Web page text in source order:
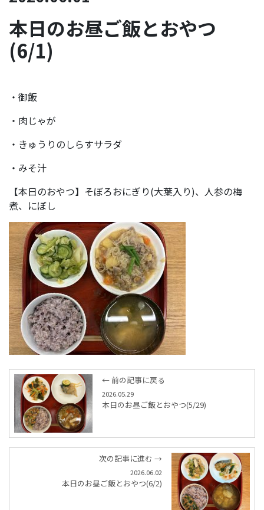
本日のお昼ご飯とおやつ
(6/1)
・御飯
・肉じゃが
・きゅうりのしらすサラダ
・みそ汁
【本日のおやつ】そぼろおにぎり(大葉入り)、人参の梅
煮、にぼし
← 前の記事に戻る
2026.05.29
本日のお昼ご飯とおやつ(5/29)
次の記事に進む →
2026.06.02
本日のお昼ご飯とおやつ(6/2)